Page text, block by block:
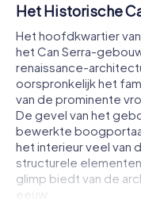
Het Historische
Het hoofdkwartier
het Can Serra-
renaissance-
oorspronkelijk het
van de prominente
De gevel van het
bewerkte
het interieur veel van
structurele
glimp biedt van de
eeuw.